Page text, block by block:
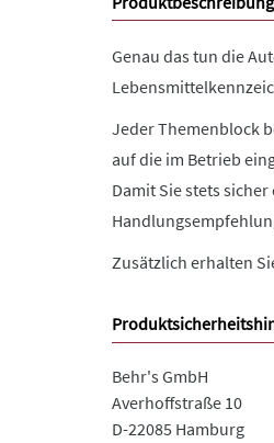
Genau das tun die
Jeder Themenblock
auf die im Betrieb
Damit Sie stets
Zusätzlich erhalten
Behr's GmbH
Averhoffstraße 10
D-22085 Hamburg